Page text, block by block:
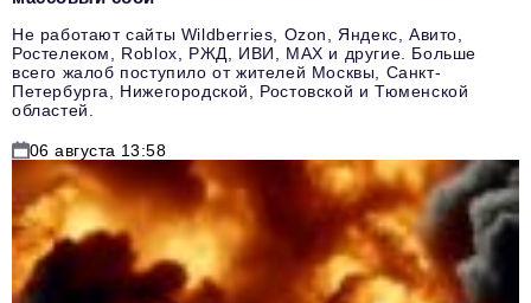
Не работают сайты Wildberries, Ozon, Яндекс, Авито,
Ростелеком, Roblox, РЖД, ИВИ, MAX и другие. Больше
всего жалоб поступило от жителей Москвы, Санкт-
Петербурга, Нижегородской, Ростовской и Тюменской
областей.
06 августа 13:58